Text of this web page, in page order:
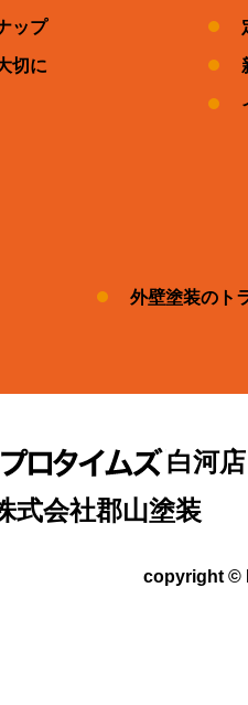
ップ
切に
外壁塗装のト
白河店
式会社郡山塗装
copyright ©